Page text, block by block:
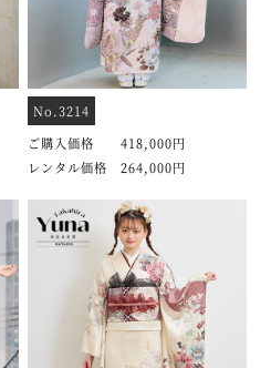
No.3214
ご購入価格 418,000円
レンタル価格 264,000円